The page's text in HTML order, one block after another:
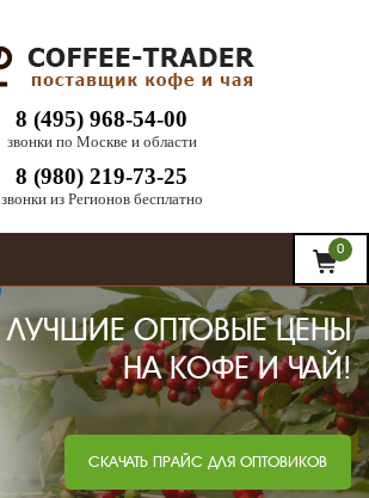
8 (495) 968-54-00
звонки по Москве и области
8 (980) 219-73-25
звонки из Регионов бесплатно
0
ЛУЧШИЕ ОПТОВЫЕ ЦЕНЫ
НА КОФЕ И ЧАЙ!
СКАЧАТЬ ПРАЙС ДЛЯ ОПТОВИКОВ